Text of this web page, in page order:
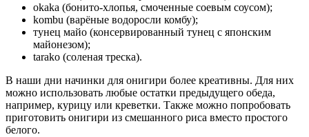
okaka (бонито-хлопья, смоченные соевым соусом);
kombu (варёные водоросли комбу);
тунец майо (консервированный тунец с японским
майонезом);
tarako (соленая треска).
В наши дни начинки для онигири более креативны. Для них
можно использовать любые остатки предыдущего обеда,
например, курицу или креветки. Также можно попробовать
приготовить онигири из смешанного риса вместо простого
белого.